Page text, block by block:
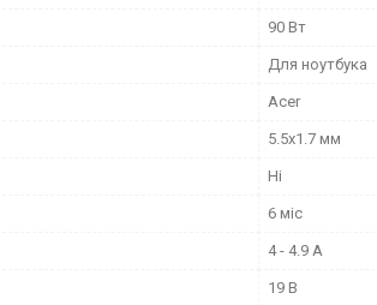
90 Вт
Для ноутбука
Acer
5.5x1.7 мм
Ні
6 міс
4 - 4.9 А
19 В